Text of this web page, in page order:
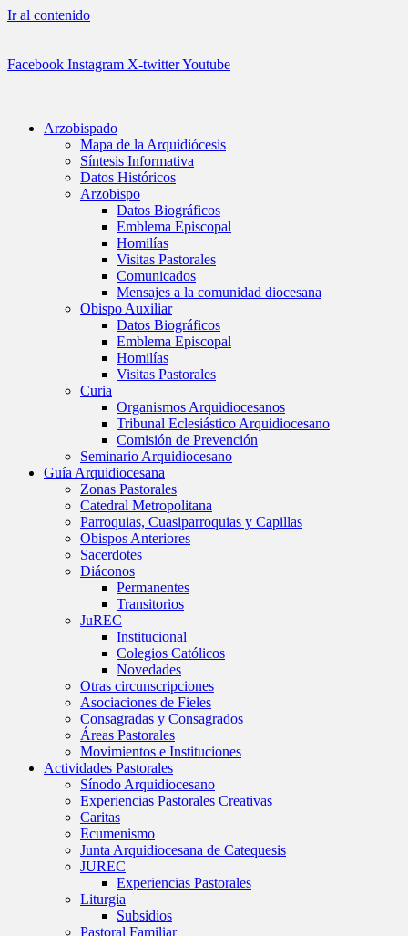
Ir al contenido
Facebook Instagram X-twitterYoutube
Arzobispado
Mapa de la Arquidiócesis
Síntesis Informativa
Datos Históricos
Arzobispo
Datos Biográficos
Emblema Episcopal
Homilías
Visitas Pastorales
Comunicados
Mensajes a la comunidad diocesana
Obispo Auxiliar
Datos Biográficos
Emblema Episcopal
Homilías
Visitas Pastorales
Curia
Organismos Arquidiocesanos
Tribunal Eclesiástico Arquidiocesano
Comisión de Prevención
Seminario Arquidiocesano
Guía Arquidiocesana
Zonas Pastorales
Catedral Metropolitana
Parroquias, Cuasiparroquias y Capillas
Obispos Anteriores
Sacerdotes
Diáconos
Permanentes
Transitorios
JuREC
Institucional
Colegios Católicos
Novedades
Otras circunscripciones
Asociaciones de Fieles
Consagradas y Consagrados
Áreas Pastorales
Movimientos e Instituciones
Actividades Pastorales
Sínodo Arquidiocesano
Experiencias Pastorales Creativas
Caritas
Ecumenismo
Junta Arquidiocesana de Catequesis
JUREC
Experiencias Pastorales
Liturgia
Subsidios
Pastoral Familiar